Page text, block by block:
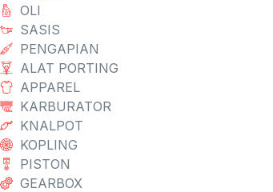
OLI
SASIS
PENGAPIAN
ALAT PORTING
APPAREL
KARBURATOR
KNALPOT
KOPLING
PISTON
GEARBOX